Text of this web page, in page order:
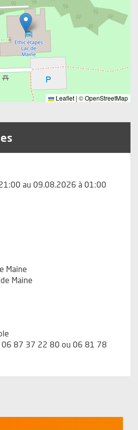
Leaflet | ©OpenStreetMap
au 09.08.2026 à 01:00
Maine
Maine
06 87 37 22 80 ou 06 81 78